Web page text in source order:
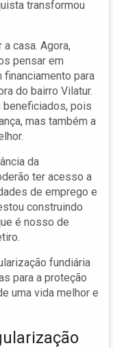
transformou
casa. Agora,
pensar em
para
do bairro Vilatur.
beneficiados, pois
mas também a
da
ter acesso a
de emprego e
construindo
é nosso de
fundiária
para a proteção
uma vida melhor e